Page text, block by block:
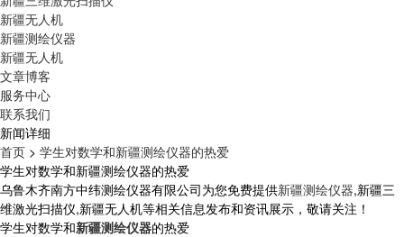
新疆无人机
新疆测绘仪器
新疆无人机
文章博客
服务中心
联系我们
新闻详细
首页 > 学生对数学和新疆测绘仪器的热爱
学生对数学和新疆测绘仪器的热爱
乌鲁木齐南方中纬测绘仪器有限公司为您免费提供新疆测绘仪器,新疆三
维激光扫描仪,新疆无人机等相关信息发布和资讯展示，敬请关注！
学生对数学和新疆测绘仪器的热爱